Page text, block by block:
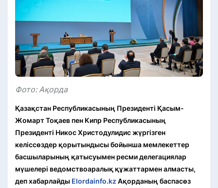
Фото: Ақорда
Қазақстан Республикасының Президенті Қасым-
Жомарт Тоқаев пен Кипр Республикасының
Президенті Никос Христодулидис жүргізген
келіссөздер қорытындысы бойынша мемлекеттер
басшыларының қатысуымен ресми делегациялар
мүшелері ведомствоаралық құжаттармен алмасты,
деп хабарлайды Elordainfo.kz Ақорданың баспасөз